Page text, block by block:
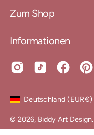
Zum Shop
Informationen
Land
Deutschland (EUR€)
© 2026, Biddy Art Design.